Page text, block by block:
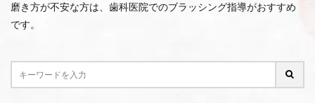
磨き方が不安な方は、歯科医院でのブラッシング指導がおすすめ
です。